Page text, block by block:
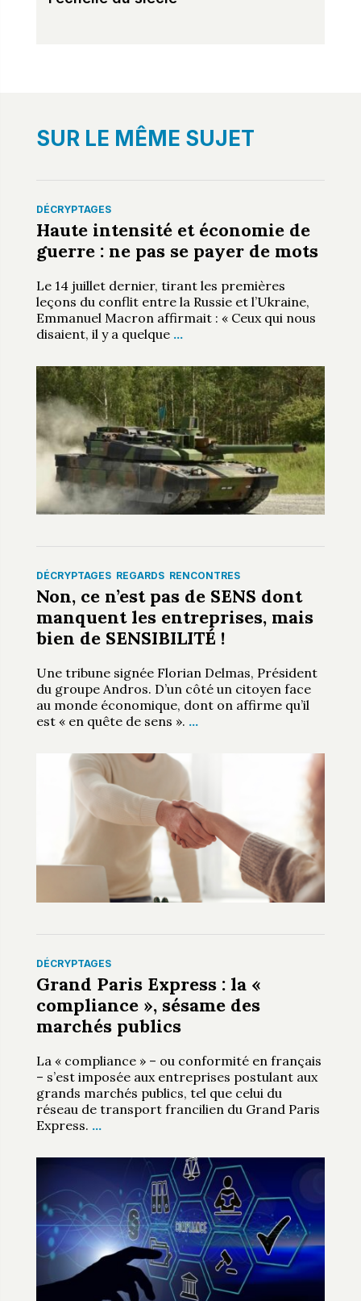
SUR LE MÊME SUJET
DÉCRYPTAGES
Haute intensité et économie de
guerre : ne pas se payer de mots
Le 14 juillet dernier, tirant les premières
leçons du conflit entre la Russie et l’Ukraine,
Emmanuel Macron affirmait : « Ceux qui nous
disaient, il y a quelque …
DÉCRYPTAGES REGARDS RENCONTRES
Non, ce n’est pas de SENS dont
manquent les entreprises, mais
bien de SENSIBILITÉ !
Une tribune signée Florian Delmas, Président
du groupe Andros. D’un côté un citoyen face
au monde économique, dont on affirme qu’il
est « en quête de sens ». …
DÉCRYPTAGES
Grand Paris Express : la «
compliance », sésame des
marchés publics
La « compliance » – ou conformité en français
– s’est imposée aux entreprises postulant aux
grands marchés publics, tel que celui du
réseau de transport francilien du Grand Paris
Express. …